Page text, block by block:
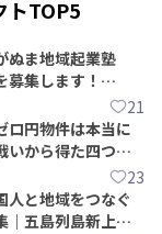
トTOP5
ぬま地域起業塾
募集します！
21
ロ円物件は本当に
いから得た四つの
23
人と地域をつなぐ
｜五島列島新上五